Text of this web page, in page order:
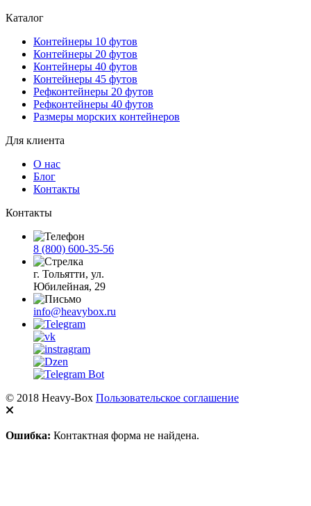
Каталог
Контейнеры 10 футов
Контейнеры 20 футов
Контейнеры 40 футов
Контейнеры 45 футов
Рефконтейнеры 20 футов
Рефконтейнеры 40 футов
Размеры морских контейнеров
Для клиента
О нас
Блог
Контакты
Контакты
8 (800) 600-35-56
г. Тольятти, ул.
Юбилейная, 29
info@heavybox.ru
© 2018 Heavy-Box Пользовательское соглашение
Ошибка: Контактная форма не найдена.